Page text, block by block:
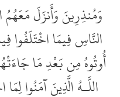
وَمُنذِرِينَ وَأَنزَلَ
النَّاسِ فِيمَا اخْتَلَفُوا
أُوتُوهُ مِن بَعْدِ مَا
اللَّـهُ الَّذِينَ آمَنُوا